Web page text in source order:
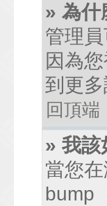
» 為什
管理
因為
到更多
回頂端
» 我該
當您
bump